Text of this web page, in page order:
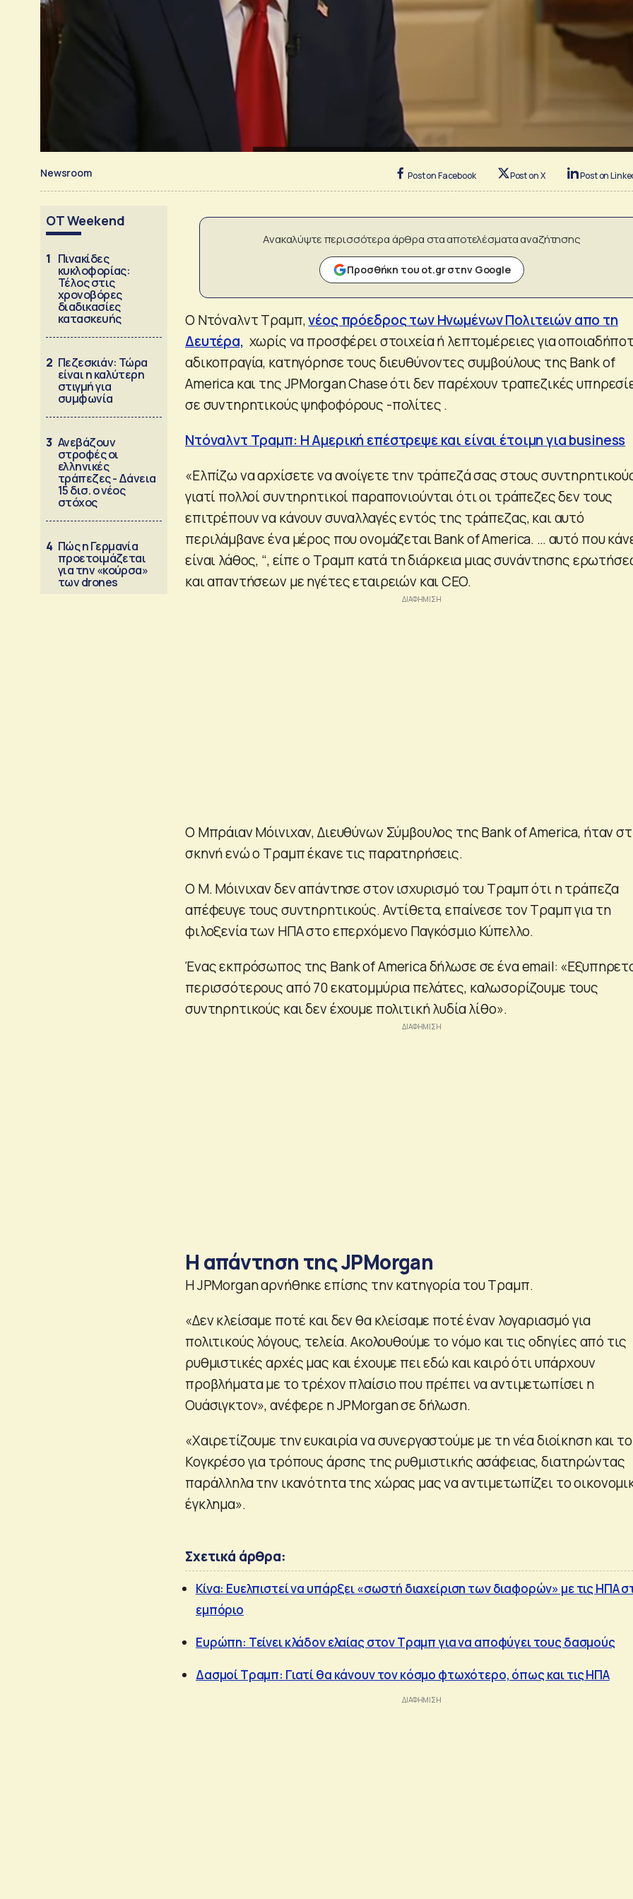
Newsroom Post on Facebook Post on X Post on
OT Weekend
1 Πινακίδες
κυκλοφορίας:
Τέλος στις
χρονοβόρες
διαδικασίες
κατασκευής
2 Πεζεσκιάν: Τώρα
είναι η καλύτερη
στιγμή για
συμφωνία
3 Ανεβάζουν
στροφές οι
ελληνικές
τράπεζες - Δάνεια
15 δισ. ο νέος
στόχος
4 Πώς η Γερμανία
προετοιμάζεται
για την «κούρσα»
των drones
Ανακαλύψτε περισσότερα άρθρα στα αποτελέσματα αναζήτησης
Προσθήκη του ot.gr στην Google
Ο Ντόναλντ Τραμπ,νέος πρόεδρος των Ηνωμένων Πολιτειών απο τη
Δευτέρα, χωρίς να προσφέρει στοιχεία ή λεπτομέρειες για
αδικοπραγία, κατηγόρησε τους διευθύνοντες συμβούλους της Bank of
America και της JPMorgan Chase ότι δεν παρέχουν τραπεζικές
σε συντηρητικούς ψηφοφόρους -πολίτες .
Ντόναλντ Τραμπ: Η Αμερική επέστρεψε και είναι έτοιμη για business
«Ελπίζω να αρχίσετε να ανοίγετε την τράπεζά σας στους
γιατί πολλοί συντηρητικοί παραπονιούνται ότι οι τράπεζες δεν τους
επιτρέπουν να κάνουν συναλλαγές εντός της τράπεζας, και αυτό
περιλάμβανε ένα μέρος που ονομάζεται Bank of America. … αυτό που
είναι λάθος, “, είπε ο Τραμπ κατά τη διάρκεια μιας συνάντησης
και απαντήσεων με ηγέτες εταιρειών και CEO.
Ο Μπράιαν Μόινιχαν, Διευθύνων Σύμβουλος της Bank of America, ήταν
σκηνή ενώ ο Τραμπ έκανε τις παρατηρήσεις.
Ο Μ. Μόινιχαν δεν απάντησε στον ισχυρισμό του Τραμπ ότι η τράπεζα
απέφευγε τους συντηρητικούς. Αντίθετα, επαίνεσε τον Τραμπ για τη
φιλοξενία των ΗΠΑ στο επερχόμενο Παγκόσμιο Κύπελλο.
Ένας εκπρόσωπος της Bank of America δήλωσε σε ένα email:
περισσότερους από 70 εκατομμύρια πελάτες, καλωσορίζουμε τους
συντηρητικούς και δεν έχουμε πολιτική λυδία λίθο».
Η απάντηση της JPMorgan
Η JPMorgan αρνήθηκε επίσης την κατηγορία του Τραμπ.
«Δεν κλείσαμε ποτέ και δεν θα κλείσαμε ποτέ έναν λογαριασμό για
πολιτικούς λόγους, τελεία. Ακολουθούμε το νόμο και τις οδηγίες από τις
ρυθμιστικές αρχές μας και έχουμε πει εδώ και καιρό ότι υπάρχουν
προβλήματα με το τρέχον πλαίσιο που πρέπει να αντιμετωπίσει η
Ουάσιγκτον», ανέφερε η JPMorgan σε δήλωση.
«Χαιρετίζουμε την ευκαιρία να συνεργαστούμε με τη νέα διοίκηση και το
Κογκρέσο για τρόπους άρσης της ρυθμιστικής ασάφειας, διατηρώντας
παράλληλα την ικανότητα της χώρας μας να αντιμετωπίζει το
έγκλημα».
Σχετικά άρθρα:
Κίνα: Ευελπιστεί να υπάρξει «σωστή διαχείριση των διαφορών» με τις ΗΠΑ
εμπόριο
Ευρώπη: Τείνει κλάδον ελαίας στον Τραμπ για να αποφύγει τους δασμούς
Δασμοί Τραμπ: Γιατί θα κάνουν τον κόσμο φτωχότερο, όπως και τις ΗΠΑ